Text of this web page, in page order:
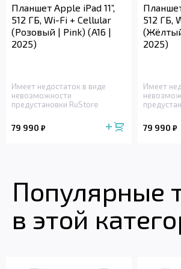
Планшет Apple iPad 11”,
512 ГБ, Wi-Fi + Cellular
(Розовый | Pink) (A16 |
2025)
Имеет недостаток в виде
невозможности
предустановки RuStore
79 990 ₽
512 ГБ,
2025)
Имеет
79 990 ₽
Популярные
в этой